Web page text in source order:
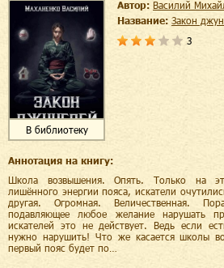
В библиотеку
Автор:
Василий
Название:
Закон
3
Аннотация на книгу:
Школа возвышения. Опять. Только на
лишённого энергии пояса, искатели
другая. Огромная. Величественная.
подавляющее любое желание нарушать
искателей это не действует. Ведь если
нужно нарушить! Что же касается школы
первый пояс будет по…